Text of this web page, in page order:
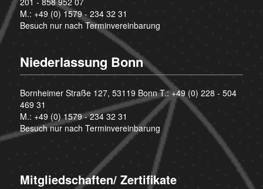
M.: +49 (0) 1579 - 234 32 31
Besuch nur nach Terminvereinbarung
Niederlassung Bonn
Bornheimer Straße 127, 53119 Bonn T.:+49 (0) 228 - 504
469 31
M.: +49 (0) 1579 - 234 32 31
Besuch nur nach Terminvereinbarung
Mitgliedschaften/ Zertifikate